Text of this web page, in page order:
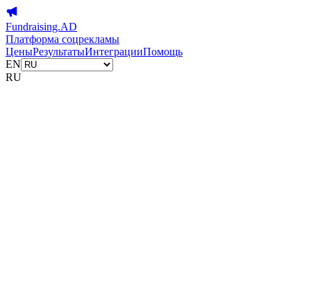
Fundraising.AD
Платформа соцрекламы
ЦеныРезультатыИнтеграцииПомощь
EN
RU